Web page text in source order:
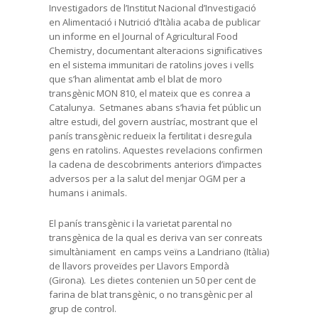
Investigadors de l’Institut Nacional d’Investigació
en Alimentació i Nutrició d’Itàlia acaba de publicar
un informe en el Journal of Agricultural Food
Chemistry, documentant alteracions significatives
en el sistema immunitari de ratolins joves i vells
que s’han alimentat amb el blat de moro
transgènic MON 810, el mateix que es conrea a
Catalunya. Setmanes abans s’havia fet públic un
altre estudi, del govern austríac, mostrant que el
panís transgènic redueix la fertilitat i desregula
gens en ratolins. Aquestes revelacions confirmen
la cadena de descobriments anteriors d’impactes
adversos per a la salut del menjar OGM per a
humans i animals.
El panís transgènic i la varietat parental no
transgènica de la qual es deriva van ser conreats
simultàniament en camps veïns a Landriano (Itàlia)
de llavors proveïdes per Llavors Empordà
(Girona). Les dietes contenien un 50 per cent de
farina de blat transgènic, o no transgènic per al
grup de control.